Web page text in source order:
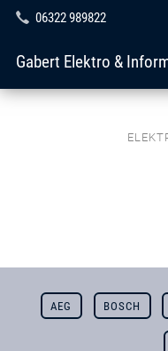
06322 989822
Gabert Elektro &
AEG BOSCH